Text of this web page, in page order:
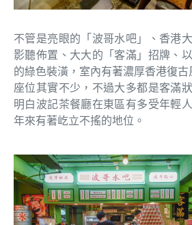
不管是亮眼的「波哥水吧」、香港
影聽佈置、大大的「客滿」招牌、
的綠色裝潢，室內有著濃厚香港復古
座位其實不少，不過大多都是客滿
明白波記茶餐廳在東區有多受年輕
年來有著屹立不搖的地位。